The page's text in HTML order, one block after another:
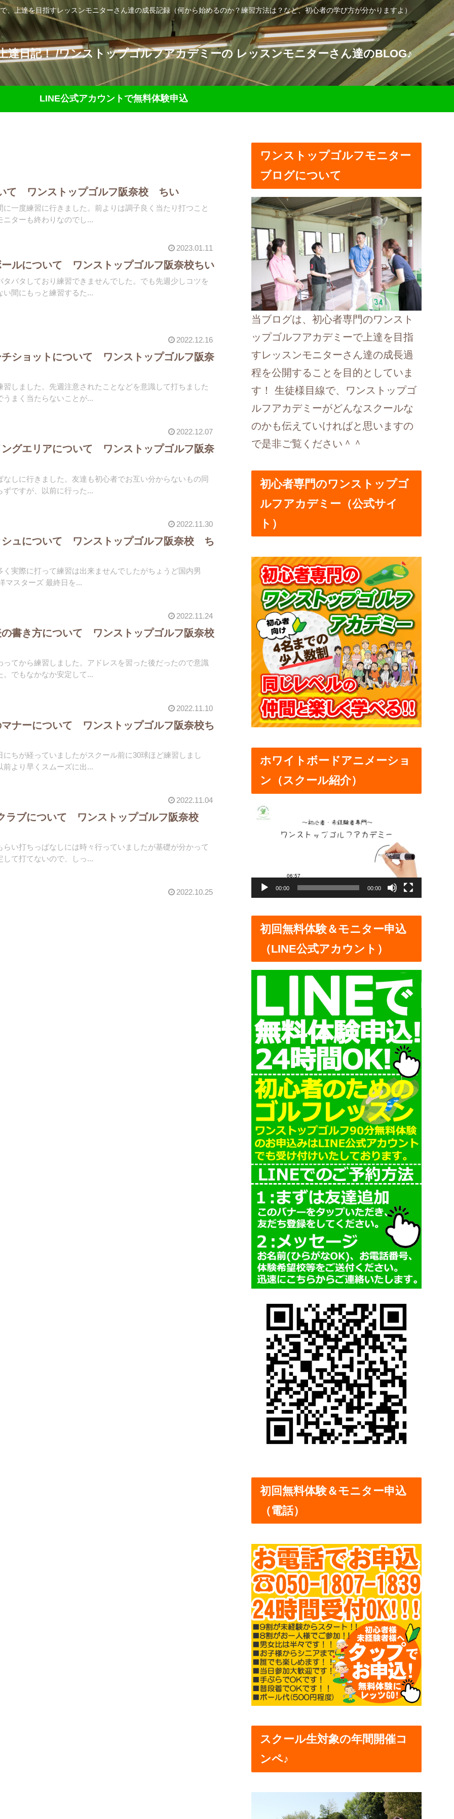
上達を目指すレッスンモニターさん達の成長記録（何から始めるのか？練習方法は？など、初心者の学び方が分かりますよ）
達日記！ /ワンストップゴルフアカデミーの レッスンモニターさん達のBLOG♪
LINE公式アカウントで無料体験申込
て ワンストップゴルフ阪奈校 ちい
に一度練習に行きました。前よりは調子良く当たり打つこと
ニターも終わりなのでし...
2023.01.11
ルについて ワンストップゴルフ阪奈校ちい
タバタしており練習できませんでした。でも先週少しコツを
間にもっと練習するた...
2022.12.16
ショットについて ワンストップゴルフ阪奈
習しました。先週注意されたことなどを意識して打ちました
うまく当たらないことが...
2022.12.07
グエリアについて ワンストップゴルフ阪奈
なしに行きました。友達も初心者でお互い分からないもの同
ですが、以前に行った...
2022.11.30
ュについて ワンストップゴルフ阪奈校 ち
く実際に打って練習は出来ませんでしたがちょうど国内男
マスターズ 最終日を...
2022.11.24
書き方について ワンストップゴルフ阪奈校
ってから練習しました。アドレスを習った後だったので意識
。でもなかなか安定して...
2022.11.10
ナーについて ワンストップゴルフ阪奈校ち
にちが経っていましたがスクール前に30球ほど練習しまし
前より早くスムーズに出...
2022.11.04
ラブについて ワンストップゴルフ阪奈校
らい打ちっぱなしには時々行っていましたが基礎が分かって
して打てないので、しっ...
2022.10.25
ワンストップゴルフモニター
ブログについて
当ブログは、初心者専門のワンスト
ップゴルフアカデミーで上達を目指
すレッスンモニターさん達の成長過
程を公開することを目的としていま
す！ 生徒様目線で、ワンストップゴ
ルフアカデミーがどんなスクールな
のかも伝えていければと思いますの
で是非ご覧ください＾＾
初心者専門のワンストップゴ
ルフアカデミー（公式サイ
ト）
ホワイトボードアニメーショ
ン（スクール紹介）
動
ー
ヤ
ー
00:00 00:00
初回無料体験＆モニター申込
（LINE公式アカウント）
初回無料体験＆モニター申込
（電話）
スクール生対象の年間開催コ
ンペ♪